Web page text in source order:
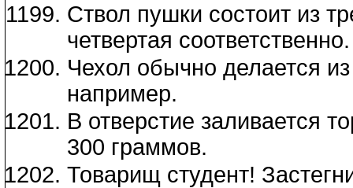
Ствол пушки состоит из
четвертая соответственно.
Чехол обычно делается
например.
В отверстие заливается
300 граммов.
Товарищ студент!